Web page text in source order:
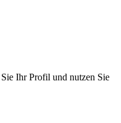
Ihr Profil und nutzen Sie